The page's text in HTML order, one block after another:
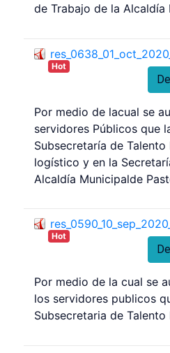
de Trabajo de la Alcaldía
Hot
Por medio de lacual se
servidores Públicos que
Subsecretaría de
logístico y en la
Alcaldía Municipalde
Hot
Por medio de la cual se
los servidores publicos
Subsecretaria de Talento